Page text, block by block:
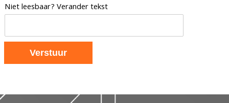
Niet leesbaar? Verander tekst